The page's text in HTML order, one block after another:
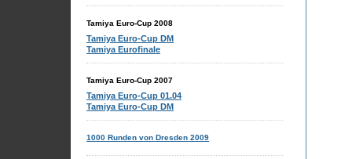
Tamiya Euro-Cup 2008
Tamiya Euro-Cup DM
Tamiya Eurofinale
Tamiya Euro-Cup 2007
Tamiya Euro-Cup 01.04
Tamiya Euro-Cup DM
1000 Runden von Dresden 2009